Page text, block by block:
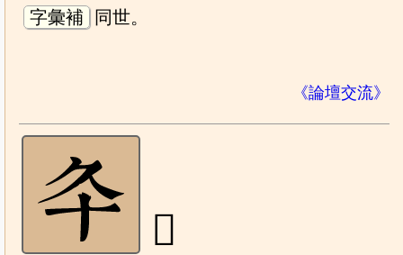
字彙補 同世。
《論壇交流》
𠥾